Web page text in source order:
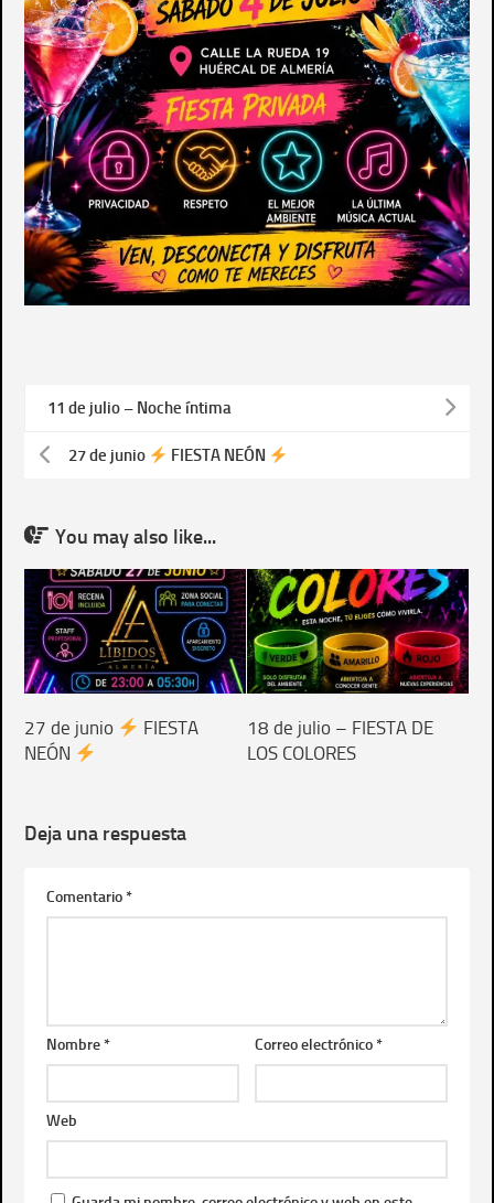
11 de julio – Noche íntima
27 de junio FIESTA NEÓN
You may also like...
27 de junio
FIESTA
NEÓN
18 de julio – FIESTA DE
LOS COLORES
Deja una respuesta
Comentario*
Nombre* Correo electrónico*
Web